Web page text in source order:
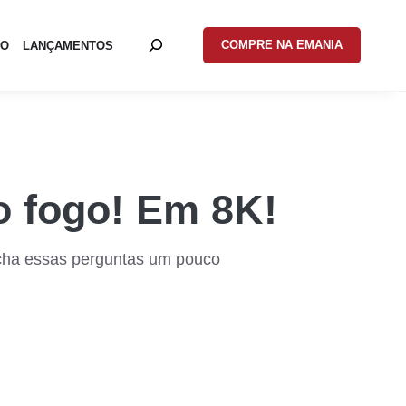
LANÇAMENTOS COMPRE NA EMANIA
fogo! Em 8K!
essas perguntas um pouco